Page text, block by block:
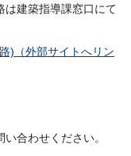
は建築指導課窓口にて
)（外部サイトへリン
合わせください。